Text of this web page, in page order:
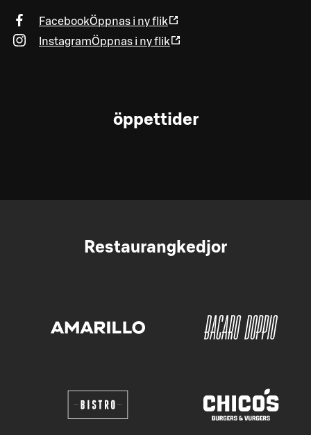
FacebookÖppnas i ny flik
InstagramÖppnas i ny flik
öppettider
Restaurangkedjor